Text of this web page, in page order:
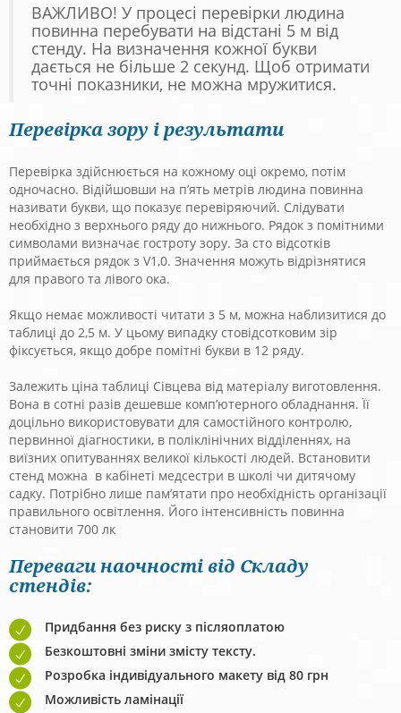
ВАЖЛИВО! У процесі перевірки людина
повинна перебувати на відстані 5 м від
стенду. На визначення кожної букви
дається не більше 2 секунд. Щоб отримати
точні показники, не можна мружитися.
Перевірка зору і результати
Перевірка здійснюється на кожному оці окремо, потім
одночасно. Відійшовши на п’ять метрів людина повинна
називати букви, що показує перевіряючий. Слідувати
необхідно з верхнього ряду до нижнього. Рядок з помітними
символами визначає гостроту зору. За сто відсотків
приймається рядок з V1,0. Значення можуть відрізнятися
для правого та лівого ока.
Якщо немає можливості читати з 5 м, можна наблизитися до
таблиці до 2,5 м. У цьому випадку стовідсотковим зір
фіксується, якщо добре помітні букви в 12 ряду.
Залежить ціна таблиці Сівцева від матеріалу виготовлення.
Вона в сотні разів дешевше комп’ютерного обладнання. Її
доцільно використовувати для самостійного контролю,
первинної діагностики, в поліклінічних відділеннях, на
виїзних опитуваннях великої кількості людей. Встановити
стенд можна в кабінеті медсестри в школі чи дитячому
садку. Потрібно лише пам’ятати про необхідність організації
правильного освітлення. Його інтенсивність повинна
становити 700 лк
Переваги наочності від Складу
стендів:
Придбання без риску з післяоплатою
Безкоштовні зміни змісту тексту.
Розробка індивідуального макету від 80 грн
Можливість ламінації